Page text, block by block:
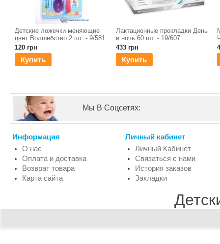
Детские ложечки меняющие
цвет Волшебство 2 шт. - 9/581
120 грн
Купить
Лактационные прокладки День
и ночь 60 шт. - 19/607
433 грн
Купить
Мы В Соцсетях:
Информация
О нас
Оплата и доставка
Возврат товара
Карта сайта
Личный кабинет
Личный Кабинет
Связаться с нами
История заказов
Закладки